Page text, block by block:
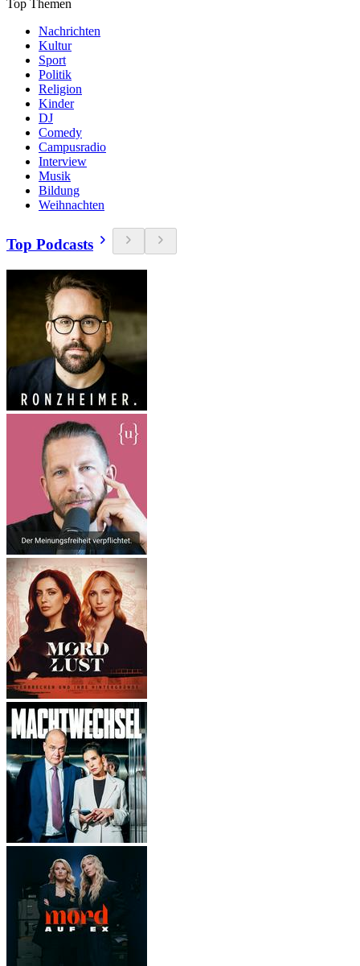
Top Themen
Nachrichten
Kultur
Sport
Politik
Religion
Kinder
DJ
Comedy
Campusradio
Interview
Musik
Bildung
Weihnachten
Top Podcasts